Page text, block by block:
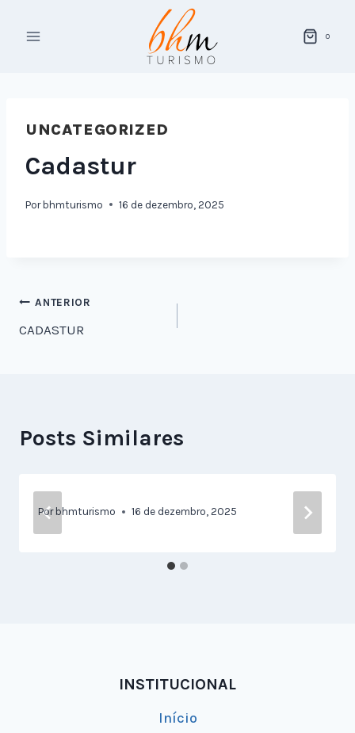
0
UNCATEGORIZED
Cadastur
Por bhmturismo 16 de dezembro, 2025
ANTERIOR
CADASTUR
Posts Similares
Por bhmturismo 16 de dezembro, 2025
INSTITUCIONAL
Início